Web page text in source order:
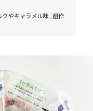
やキャラメル味…創作